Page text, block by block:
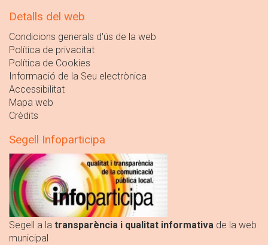
Detalls del web
Condicions generals d'ús de la web
Política de privacitat
Política de Cookies
Informació de la Seu electrònica
Accessibilitat
Mapa web
Crèdits
Segell Infoparticipa
Segell a la transparència i qualitat informativa de la web
municipal